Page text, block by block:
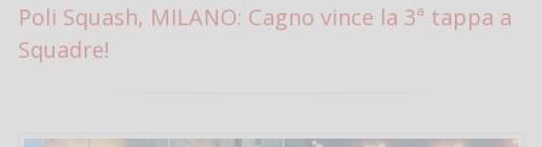
Poli Squash, MILANO: Cagno vince la 3ª tappa a
Squadre!